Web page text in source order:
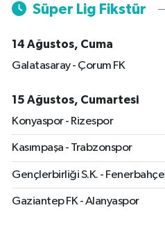
Süper Lig Fikstür
14 Ağustos, Cuma
Galatasaray - Çorum FK
15 Ağustos, Cumartesi
Konyaspor - Rizespor
Kasımpaşa - Trabzonspor
Gençlerbirliği S.K. - Fenerbahçe
Gaziantep FK - Alanyaspor